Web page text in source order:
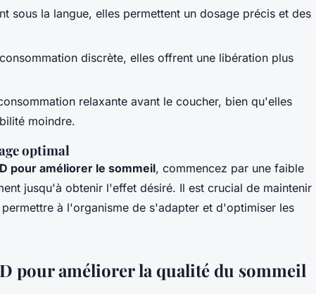
sous la langue, elles permettent un dosage précis et des
discrète, elles offrent une libération plus
relaxante avant le coucher, bien qu'elles
moindre.
optimal
pour améliorer le sommeil, commencez par une faible
jusqu'à obtenir l'effet désiré. Il est crucial de maintenir
à l'organisme de s'adapter et d'optimiser les
pour améliorer la qualité du sommeil